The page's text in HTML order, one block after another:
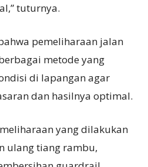
tuturnya.
pemeliharaan jalan
metode yang
di lapangan agar
dan hasilnya optimal.
yang dilakukan
ulang tiang rambu,